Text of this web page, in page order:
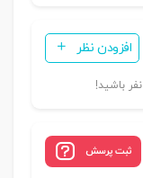
افزودن نظر
باشید!
ثبت پرسش